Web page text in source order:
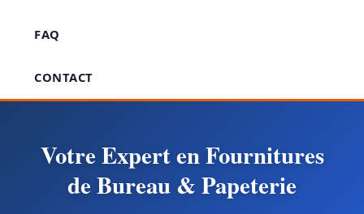
FAQ
CONTACT
Votre Expert en Fournitures
de Bureau & Papeterie